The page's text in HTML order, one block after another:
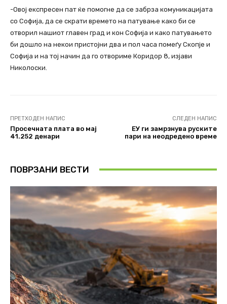
-Овој експресен пат ќе помогне да се забрза комуникацијата
со Софија, да се скрати времето на патување како би се
отворил нашиот главен град и кон Софија и како патувањето
би дошло на некои пристојни два и пол часа помеѓу Скопје и
Софија и на тој начин да го отвориме Коридор 8, изјави
Николоски.
ПРЕТХОДЕН НАПИС
Просечната плата во мај
41.252 денари
СЛЕДЕН НАПИС
ЕУ ги замрзнува руските
пари на неодредено време
ПОВРЗАНИ ВЕСТИ